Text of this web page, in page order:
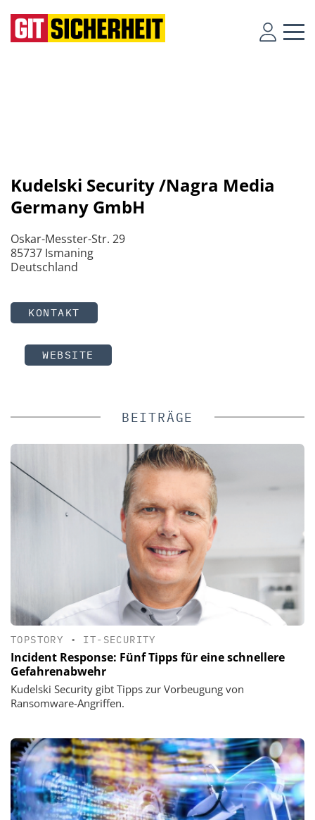
Kudelski Security /Nagra Media
Germany GmbH
Oskar-Messter-Str. 29
85737 Ismaning
Deutschland
KONTAKT
WEBSITE
BEITRÄGE
TOPSTORY • IT-SECURITY
Incident Response: Fünf Tipps für eine schnellere
Gefahrenabwehr
Kudelski Security gibt Tipps zur Vorbeugung von
Ransomware-Angriffen.